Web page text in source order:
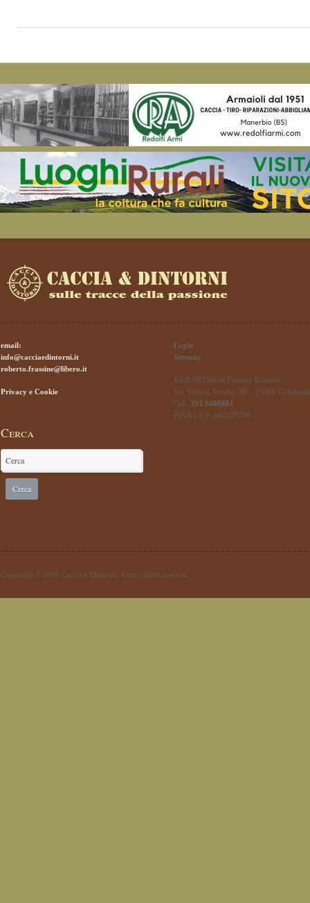
email:
info@cacciaedintorni.it
roberto.frassine@libero.it
Privacy e Cookie
Cerca
Login
Sitemap
R&B MEDIA di Frassine Roberto
Via Vittorio Veneto, 38 – 25060
Cell. 393 9408881
P.IVA e C.F. 042325709
Copyright © 2026 Caccia e Dintorni. Tutti i diritti riservati.